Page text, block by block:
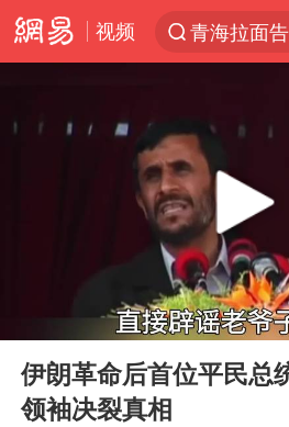
视频
青海拉面
我国编制
台风白海
看守所辅
多地要求
Play
伊朗革命后首位平民总
领袖决裂真相